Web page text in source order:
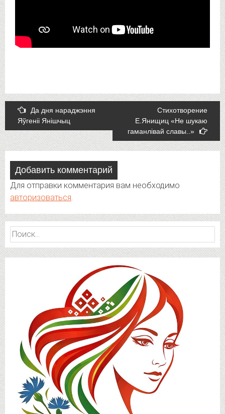
Post
navigation
Да дня нараджэння
Яўгеніі Янішчыц
Стихотворение
Е.Янищиц «Не шукаю
гаманлівай славы..»
Добавить комментарий
Для отправки комментария вам необходимо
авторизоваться
Найти: